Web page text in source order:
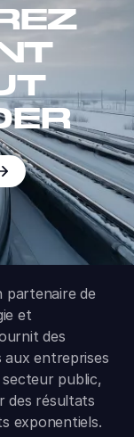
partenaire de
et
des
aux entreprises
public,
des résultats
exponentiels.